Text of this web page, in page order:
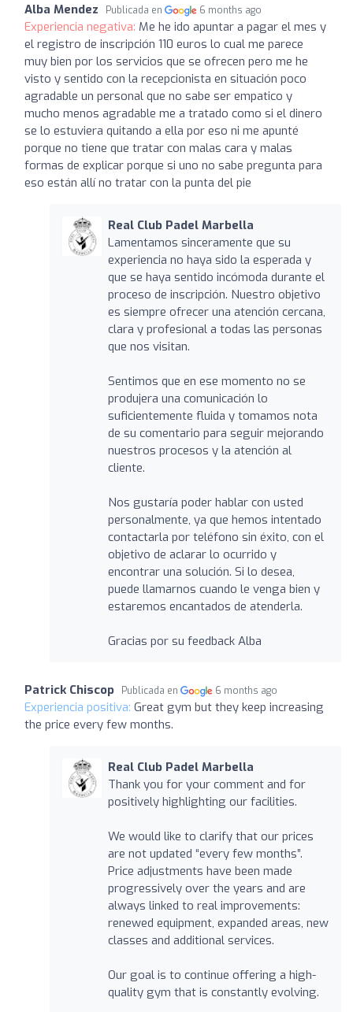
Alba Mendez Publicada en 6 months ago
Experiencia negativa: Me he ido apuntar a pagar el mes y
el registro de inscripción 110 euros lo cual me parece
muy bien por los servicios que se ofrecen pero me he
visto y sentido con la recepcionista en situación poco
agradable un personal que no sabe ser empatico y
mucho menos agradable me a tratado como si el dinero
se lo estuviera quitando a ella por eso ni me apunté
porque no tiene que tratar con malas cara y malas
formas de explicar porque si uno no sabe pregunta para
eso están allí no tratar con la punta del pie
Real Club Padel Marbella
Lamentamos sinceramente que su
experiencia no haya sido la esperada y
que se haya sentido incómoda durante el
proceso de inscripción. Nuestro objetivo
es siempre ofrecer una atención cercana,
clara y profesional a todas las personas
que nos visitan.
Sentimos que en ese momento no se
produjera una comunicación lo
suficientemente fluida y tomamos nota
de su comentario para seguir mejorando
nuestros procesos y la atención al
cliente.
Nos gustaría poder hablar con usted
personalmente, ya que hemos intentado
contactarla por teléfono sin éxito, con el
objetivo de aclarar lo ocurrido y
encontrar una solución. Si lo desea,
puede llamarnos cuando le venga bien y
estaremos encantados de atenderla.
Gracias por su feedback Alba
Patrick Chiscop Publicada en 6 months ago
Experiencia positiva: Great gym but they keep increasing
the price every few months.
Real Club Padel Marbella
Thank you for your comment and for
positively highlighting our facilities.
We would like to clarify that our prices
are not updated “every few months”.
Price adjustments have been made
progressively over the years and are
always linked to real improvements:
renewed equipment, expanded areas, new
classes and additional services.
Our goal is to continue offering a high-
quality gym that is constantly evolving.